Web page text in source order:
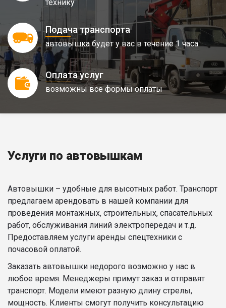
технику
Подача транспорта
автовышка будет у вас в течение 1 часа
Оплата услуг
возможны все формы оплаты
Услуги по автовышкам
Автовышки – удобные для высотных работ. Транспорт
предлагаем арендовать в нашей компании для
проведения монтажных, строительных, спасательных
работ, обслуживания линий электропередач и т.д.
Предоставляем услуги аренды спецтехники с
почасовой оплатой.
Заказать автовышки недорого возможно у нас в
любое время. Менеджеры примут заказ и отправят
транспорт. Модели имеют разную длину стрелы,
мощность. Клиенты смогут получить консультацию